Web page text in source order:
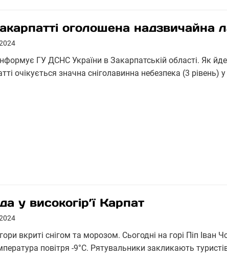
оголошена надзвичайна
ГУ ДСНС України в Закарпатській області. Як
очікується значна сніголавинна небезпека (3 рівень) у
у високогір’ї Карпат
вкриті снігом та морозом. Сьогодні на горі Піп Іван
повітря -9°С. Рятувальники закликають